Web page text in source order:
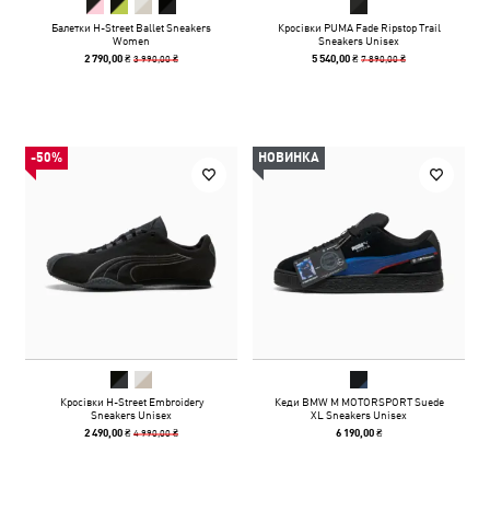
Балетки H-Street Ballet Sneakers
Women
2 790,00 ₴3 990,00 ₴
Кросівки PUMA Fade Ripstop Trail
Sneakers Unisex
5 540,00 ₴7 890,00 ₴
-50%
Кросівки H-Street Embroidery
Sneakers Unisex
2 490,00 ₴4 990,00 ₴
НОВИНКА
Кеди BMW M MOTORSPORT Suede
XL Sneakers Unisex
6 190,00 ₴